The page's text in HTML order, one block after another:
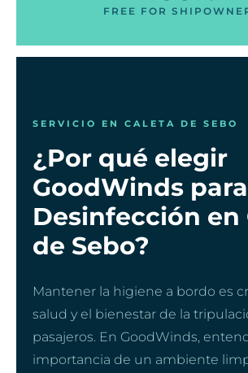
FREE FOR
SERVICIO EN CALETA DE SEBO
¿Por qué elegir
GoodWinds para
Desinfección en
de Sebo?
Mantener la higiene a bordo es
salud y el bienestar de la
pasajeros. En GoodWinds,
importancia de un ambiente